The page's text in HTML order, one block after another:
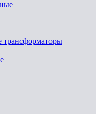
трансформаторы